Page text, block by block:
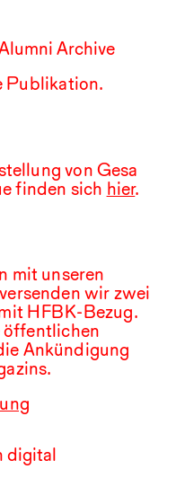
Archive
Publikation.
von Gesa
finden sich hier.
mit unseren
wir zwei
HFBK-Bezug.
öffentlichen
Ankündigung
digital